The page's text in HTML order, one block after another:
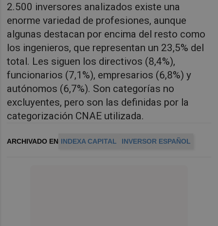
2.500 inversores analizados existe una
enorme variedad de profesiones, aunque
algunas destacan por encima del resto como
los ingenieros, que representan un 23,5% del
total. Les siguen los directivos (8,4%),
funcionarios (7,1%), empresarios (6,8%) y
autónomos (6,7%). Son categorías no
excluyentes, pero son las definidas por la
categorización CNAE utilizada.
ARCHIVADO EN INDEXA CAPITAL INVERSOR ESPAÑOL